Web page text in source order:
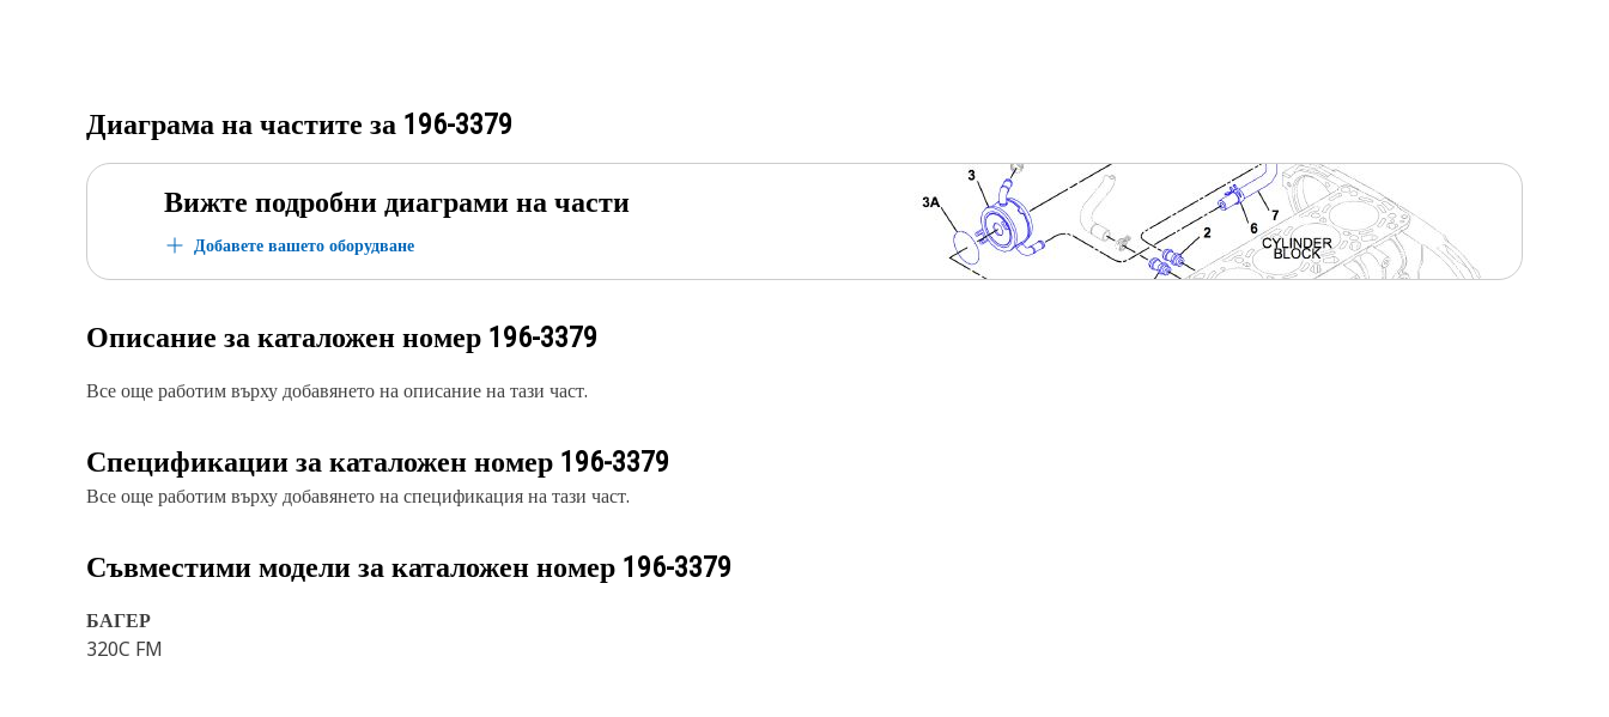
Диаграма на частите за 196-3379
Вижте подробни диаграми на части
Добавете вашето оборудване
Описание за каталожен номер 196-3379
Все още работим върху добавянето на описание на тази част.
Спецификации за каталожен номер 196-3379
Все още работим върху добавянето на спецификация на тази част.
Съвместими модели за каталожен номер 196-3379
БАГЕР
320C FM